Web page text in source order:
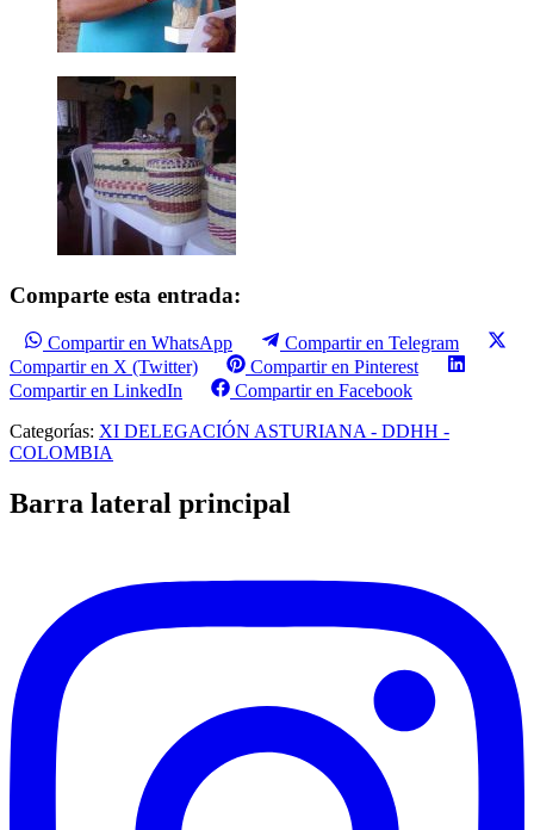
Comparte esta entrada:
Compartir en WhatsApp
Compartir en Telegram
Compartir en X (Twitter)
Compartir en Pinterest
Compartir en LinkedIn
Compartir en Facebook
Categorías: XI DELEGACIÓN ASTURIANA - DDHH -
COLOMBIA
Barra lateral principal